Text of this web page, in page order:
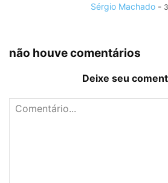
Sérgio Machado -
não houve comentários
Deixe seu